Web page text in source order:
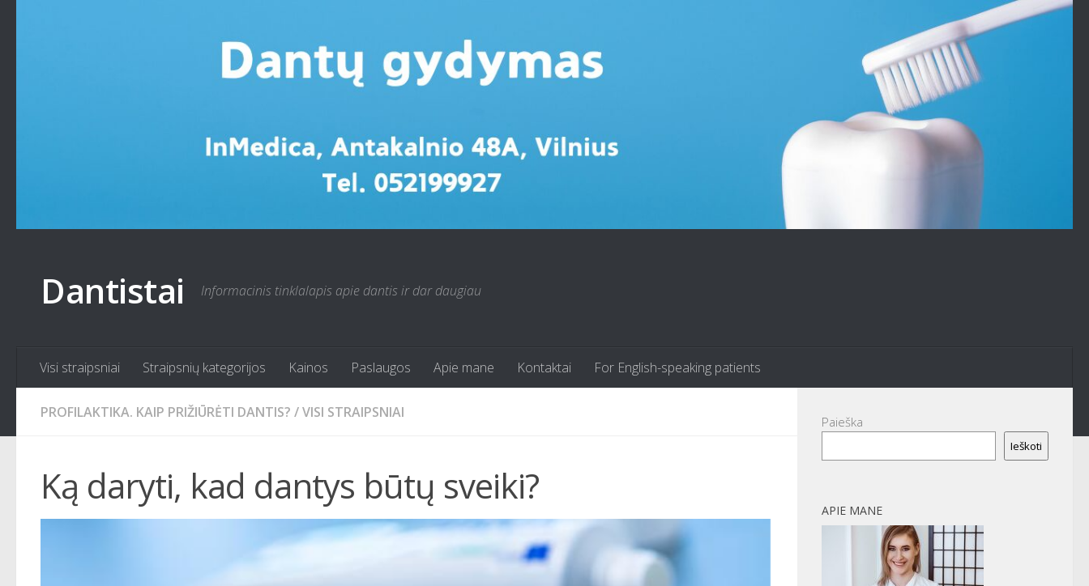
Dantistai Informacinis tinklalapis apie dantis ir dar daugiau
Visi straipsniai Straipsnių kategorijos Kainos Paslaugos Apie mane Kontaktai For English-speaking patients
PROFILAKTIKA. KAIP PRIŽIŪRĖTI DANTIS? /VISI STRAIPSNIAI
Ką daryti, kad dantys būtų sveiki?
Paieška
Ieškoti
APIE MANE